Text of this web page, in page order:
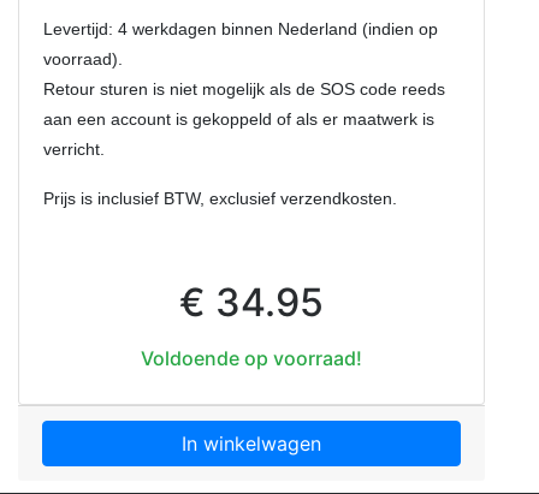
Levertijd: 4 werkdagen binnen Nederland (indien op
voorraad).
Retour sturen is niet mogelijk als de SOS code reeds
aan een account is gekoppeld of als er maatwerk is
verricht.
Prijs is inclusief BTW, exclusief verzendkosten.
€ 34.95
Voldoende op voorraad!
In winkelwagen